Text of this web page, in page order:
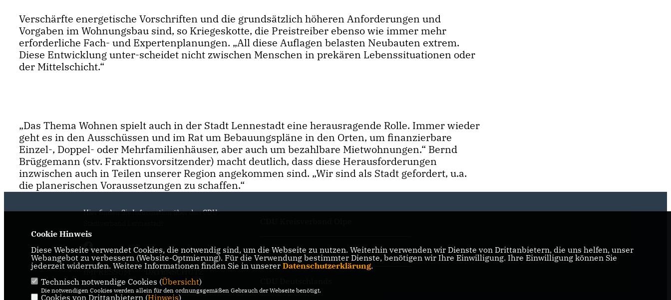
Verschärfte energetische Vorschriften und die grundsätzlich höheren Anforderungen und
Vorgaben im Wohnungsbau sind, so Kriegeskotte, die Preistreiber ebenso wie immer mehr
erforderliche Fach- und Expertenplanungen. „All diese Auflagen belasten Neubauten extrem.
Diese Entwicklung unter-scheidet nicht zwischen Menschen in prekären Lebenssituationen oder
der Mittelschicht.“
Das Thema Wohnen spielt auch in der Stadt Lennestadt eine herausragende Rolle. Immer wieder
geht es in den Ausschüssen und im Rat um Bebauungspläne in den Orten, um finanzierbare
Einzel-, Doppel- oder Mehrfamilienhäuser, aber auch um bezahlbare Mietwohnungen.“ Bernd
Brüggemann (stv. Fraktionsvorsitzender) macht deutlich, dass diese Herausforderungen
inzwischen auch in Teilen unserer Region angekommen sind. „Wir sind als Stadt gefordert, u.a.
die planerischen Voraussetzungen zu schaffen.“
Hier finden Sie Information über den CDU
IMPRESSUM
DATENSCHUTZ
KONTAKT
CDU NRW
Cookie Hinweis
Diese Webseite verwendet Cookies, die notwendig sind, um die Webseite zu nutzen. Weiterhin verwenden wir Dienste von Drittanbietern, die uns helfen, unser
Webangebot zu verbessern (Website-Optmierung). Für die Verwendung bestimmter Dienste, benötigen wir Ihre Einwilligung. Ihre Einwilligung können Sie
jederzeit widerrufen. Weitere Informationen finden Sie in unserer Datenschutzerklärung.
Technisch notwendige Cookies (Übersicht)
Die notwendigen Cookies werden allein für den ordnungsgemäßen Gebrauch der Webseite benötigt.
Cookies von Drittanbietern (Hinweis)